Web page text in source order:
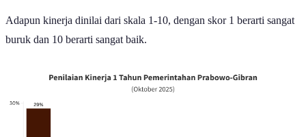
Adapun kinerja dinilai dari skala 1-10, dengan skor 1 berarti sangat
buruk dan 10 berarti sangat baik.